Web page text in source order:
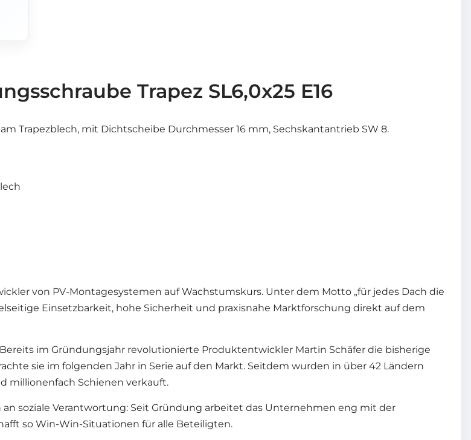
Trapez SL6,0x25 E16
Trapezblech, mit Dichtscheibe Durchmesser 16 mm, Sechskantantrieb SW 8.
von PV-Montagesystemen auf Wachstumskurs. Unter dem Motto „für jedes Dach die
Einsetzbarkeit, hohe Sicherheit und praxisnahe Marktforschung direkt auf dem
im Gründungsjahr revolutionierte Produktentwickler Martin Schäfer die bisherige
sie im folgenden Jahr in Serie auf den Markt. Seitdem wurden in über 42 Ländern
millionenfach Schienen verkauft.
soziale Verantwortung: Seit Gründung arbeitet das Unternehmen eng mit der
so Win-Win-Situationen für alle Beteiligten.